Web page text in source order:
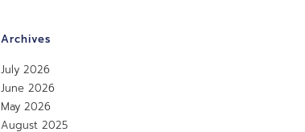
Archives
July 2026
June 2026
May 2026
August 2025